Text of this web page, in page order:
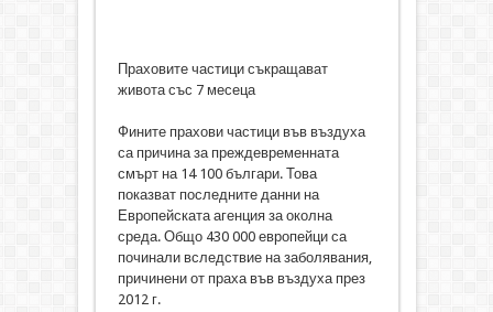
Праховите частици съкращават
живота със 7 месеца
Фините прахови частици във въздуха
са причина за преждевременната
смърт на 14 100 българи. Това
показват последните данни на
Европейската агенция за околна
среда. Общо 430 000 европейци са
починали вследствие на заболявания,
причинени от праха във въздуха през
2012 г.